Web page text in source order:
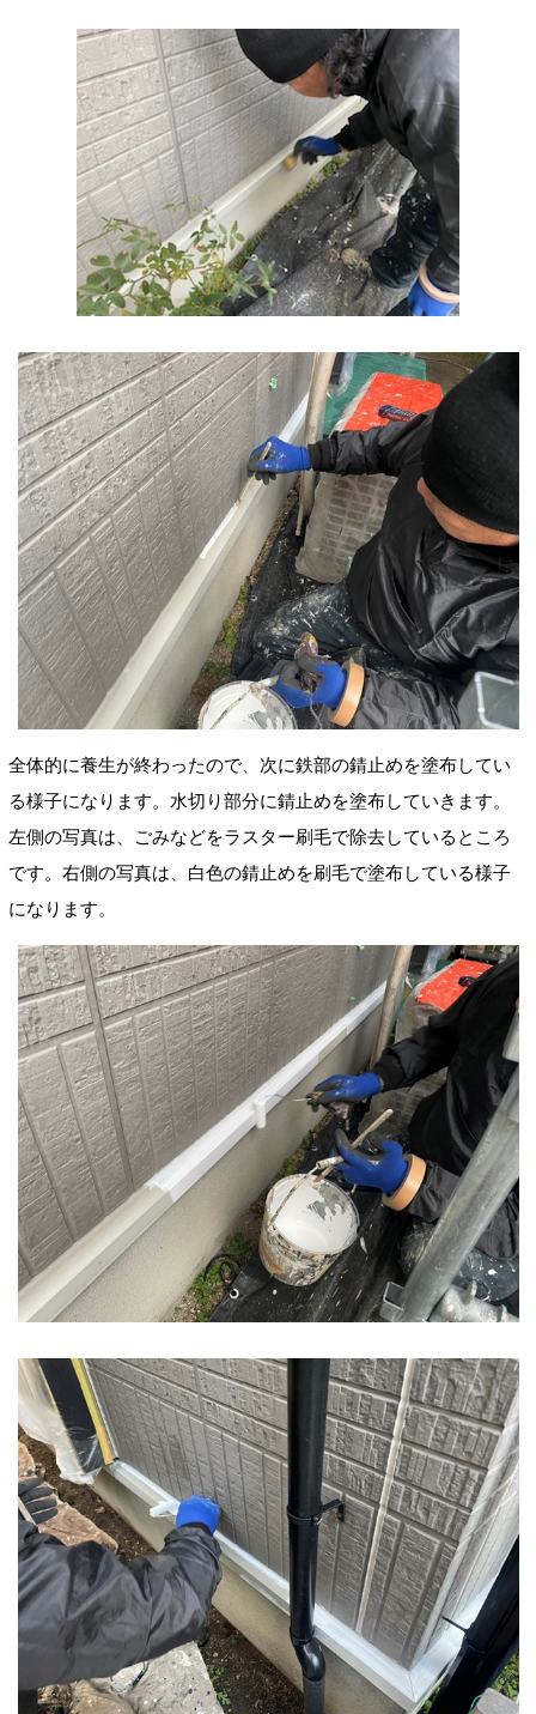
全体的に養生が終わったので、次に鉄部の錆止めを塗布してい
る様子になります。水切り部分に錆止めを塗布していきます。
左側の写真は、ごみなどをラスター刷毛で除去しているところ
です。右側の写真は、白色の錆止めを刷毛で塗布している様子
になります。